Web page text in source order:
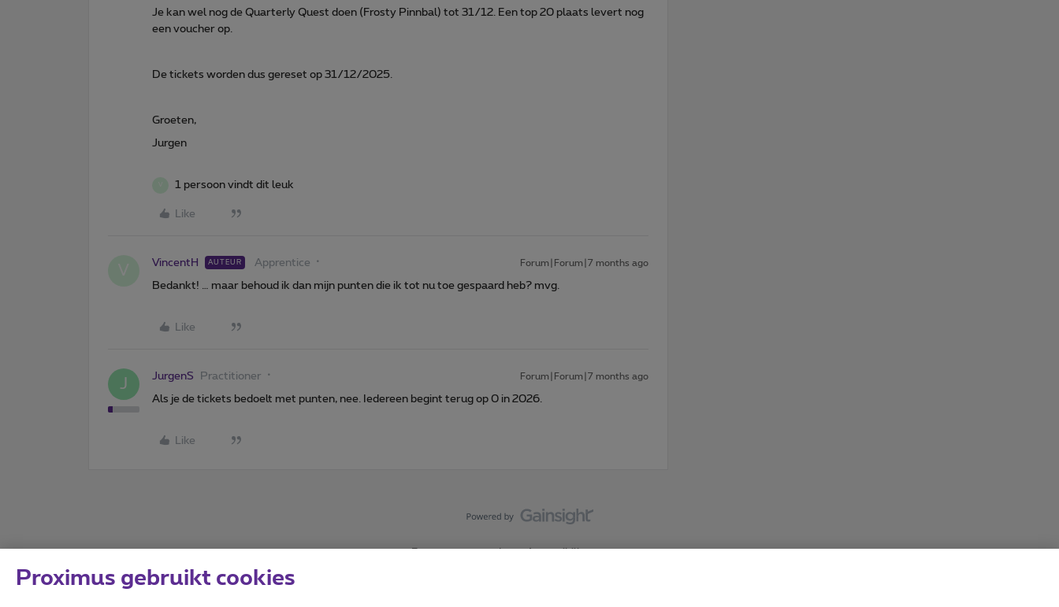
Je kan wel nog de Quarterly Quest doen (Frosty Pinnbal) tot 31/12. Een top 20 plaats levert nog
een voucher op.
De tickets worden dus gereset op 31/12/2025.
Groeten,
Jurgen
1 persoon vindt dit leuk
Like
VincentH AUTEUR Apprentice Forum|Forum|7 months ago
Bedankt! … maar behoud ik dan mijn punten die ik tot nu toe gespaard heb? mvg.
Like
J JurgenS Practitioner Forum|Forum|7 months ago
Als je de tickets bedoelt met punten, nee. Iedereen begint terug op 0 in 2026.
Like
Forumvoorwaarden Accessibility statement
Proximus gebruikt cookies